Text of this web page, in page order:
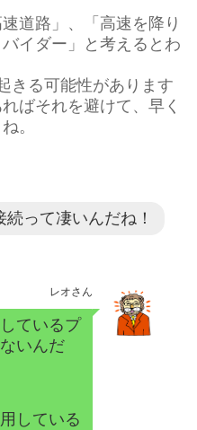
道路」、「高速を降り
イダー」と考えるとわ
きる可能性があります
ばそれを避けて、早く
。
って凄いんだね！
レオさん
ているプ
いんだ
している